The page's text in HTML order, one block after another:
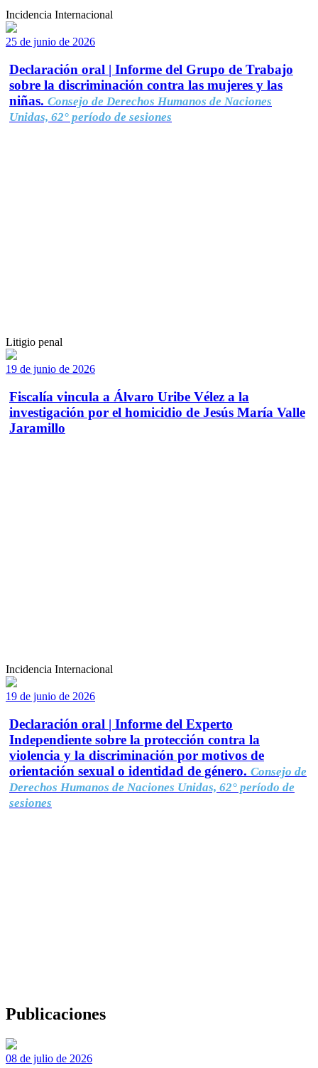
Incidencia Internacional
25 de junio de 2026
Declaración oral | Informe del Grupo de Trabajo
sobre la discriminación contra las mujeres y las
niñas. Consejo de Derechos Humanos de Naciones
Unidas, 62° período de sesiones
Litigio penal
19 de junio de 2026
Fiscalía vincula a Álvaro Uribe Vélez a la
investigación por el homicidio de Jesús María Valle
Jaramillo
Incidencia Internacional
19 de junio de 2026
Declaración oral | Informe del Experto
Independiente sobre la protección contra la
violencia y la discriminación por motivos de
orientación sexual o identidad de género. Consejo de
Derechos Humanos de Naciones Unidas, 62° período de
sesiones
Publicaciones
08 de julio de 2026